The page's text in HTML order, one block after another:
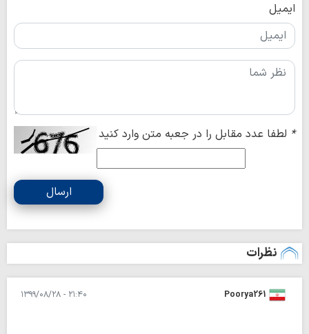
ایمیل
* لطفا عدد مقابل را در جعبه متن وارد کنید
ارسال
نظرات
Poorya261 ۲۱:۴۰ - ۱۳۹۹/۰۸/۲۸